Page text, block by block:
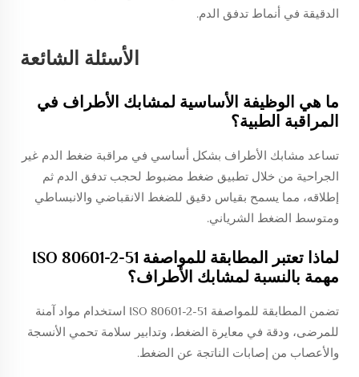
الدقيقة في أنماط تدفق الدم.
الأسئلة الشائعة
ما هي الوظيفة الأساسية لمشابك الأطراف في
المراقبة الطبية؟
تساعد مشابك الأطراف بشكل أساسي في مراقبة ضغط الدم غير
الجراحية من خلال تطبيق ضغط مضبوط لحجب تدفق الدم ثم
إطلاقه، مما يسمح بقياس دقيق للضغط الانقباضي والانبساطي
ومتوسط الضغط الشرياني.
لماذا تعتبر المطابقة للمواصفة ISO 80601-2-51
مهمة بالنسبة لمشابك الأطراف؟
تضمن المطابقة للمواصفة ISO 80601-2-51 استخدام مواد آمنة
للمرضى، ودقة في معايرة الضغط، وتدابير سلامة تحمي الأنسجة
والأعصاب من إصابات الناتجة عن الضغط.